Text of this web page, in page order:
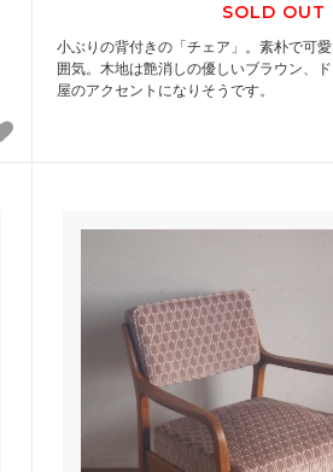
SOLD OUT
小ぶりの背付きの「チェア」。素朴で可
囲気。木地は艶消しの優しいブラウン、
屋のアクセントになりそうです。